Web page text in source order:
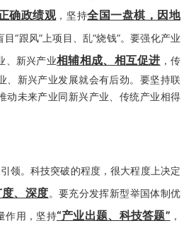
确政绩观，坚持全国一盘棋，因地
目“跟风”上项目、乱“烧钱”。要强化产业
、新兴产业相辅相成、相互促进 ，传
、新兴产业发展就会有后劲。要坚持联
动未来产业同新兴产业、传统产业相得
领。科技突破的程度，很大程度上决定
、深度。要充分发挥新型举国体制优
作用，坚持“产业出题、科技答题” ，